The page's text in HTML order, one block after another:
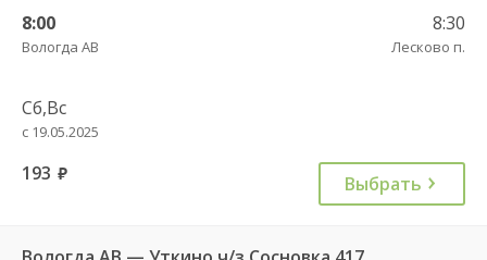
8:00
Вологда АВ
8:30
Лесково п.
Сб,Вс
с 19.05.2025
193 руб. Выбрать